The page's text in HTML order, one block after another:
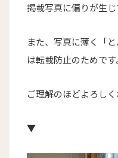
掲載写真に偏りが生じ
また、写真に薄く「
は転載防止のためです
ご理解のほどよろしく
▼